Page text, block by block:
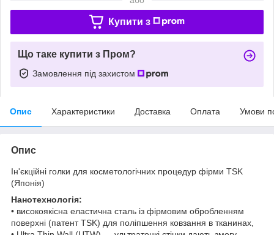
Купити з
Що таке купити з Пром?
Замовлення під захистом
Опис Характеристики Доставка Оплата Умови
Опис
Ін'єкційні голки для косметологічних процедур фірми TSK
(Японія)
Нанотехнологія:
• високоякісна еластична сталь із фірмовим обробленням
поверхні (патент TSK) для поліпшення ковзання в тканинах,